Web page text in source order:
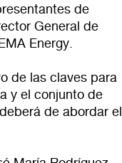
de
General de
Energy.
de las claves para
y el conjunto de
de abordar el